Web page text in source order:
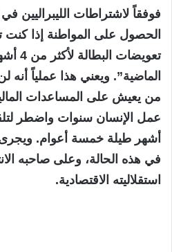
فوفقاً لاشتراطات الليبراليين
الحصول على المواطنة إذا كنت
الماضية”. ويعني هذا عملياً
من يعيش على المساعدات
أشهر طيلة خمسة أعوام.
في هذه الحالة، وعلى صاحبه
استقلاليته الاقتصادية.